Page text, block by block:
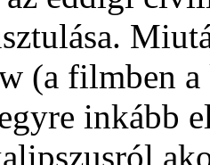
(a filmben
inkább